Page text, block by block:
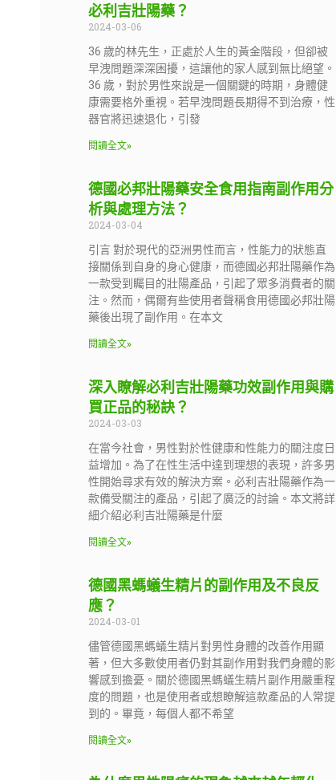
必利吉壯陽藥？
2024-03-06
36 歲的林先生，正處於人生的黃金階段，但卻被
早洩問題深深困擾，這讓他的家人感到無比絕望。
36 歲，對於男性來說是一個關鍵的時期，身體健
康需要格外重視。若早洩問題長期得不到治療，性
器官將迅速退化，引發
閱讀全文»
德國必邦壯陽藥安全食用指南副作用分
析與處理方法？
2024-03-04
引言 對於現代的亞洲男性而言，性能力的狀態直
接關係到自身的身心健康，而德國必邦壯陽藥作為
一款受到矚目的壯陽產品，引起了眾多消費者的關
注。然而，偶爾有些使用者聲稱食用德國必邦壯陽
藥後出現了副作用。在本文
閱讀全文»
深入瞭解必利吉壯陽藥功效副作用與購
買正品的秘訣？
2024-03-03
在當今社會，男性對於性健康和性能力的關注度日
益增加。為了在性生活中達到理想的表現，許多男
性開始尋求有效的解決方案。必利吉壯陽藥作為一
款備受關注的產品，引起了廣泛的討論。本文將詳
細介紹必利吉壯陽藥是什麼
閱讀全文»
德國黑螞蟻生精片的副作用及不良反
應？
2024-03-01
儘管德國黑螞蟻生精片對男性身體的改善作用顯
著，但大多數使用者仍對其副作用對我們身體的影
響感到擔憂。關於德國黑螞蟻生精片副作用嚴重程
度的問題，也是使用者或想瞭解這款產品的人常提
到的。畢竟，每個人都不希望
閱讀全文»